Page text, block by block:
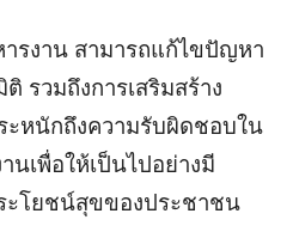
รงาน สามารถแก้ไขปัญหา
รวมถึงการเสริมสร้าง
ะหนักถึงความรับผิดชอบใน
นเพื่อให้เป็นไปอย่างมี
ะโยชน์สุขของประชาชน